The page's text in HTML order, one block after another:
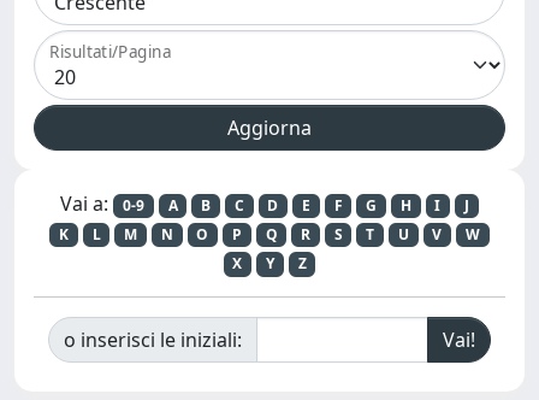
Risultati/Pagina
Vai a: 0-9 A B C D E F G H I
J
K
L M N O P Q R S T U V
W
X
Y Z
o inserisci le iniziali: